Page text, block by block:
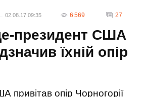
02.08.17 09:35 6 569 27
президент США
їхній опір
привітав опір Чорногорії